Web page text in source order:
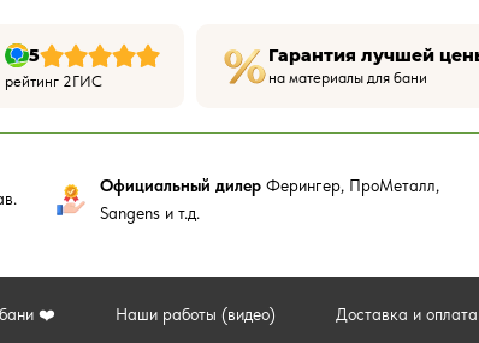
5
рейтинг 2ГИС
Гарантия лучшей
на материалы для бани
Официальный дилер Ферингер, ПроМеталл,
Sangens и т.д.
❤️ Наши работы (видео) Доставка и оплата